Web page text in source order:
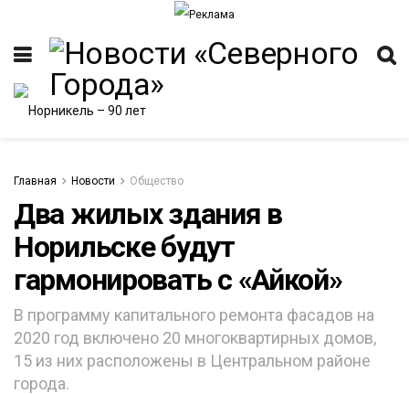
Главная Новости Общество
Два жилых здания в
Норильске будут
гармонировать с «Айкой»
В программу капитального ремонта фасадов на
2020 год включено 20 многоквартирных домов,
15 из них расположены в Центральном районе
города.